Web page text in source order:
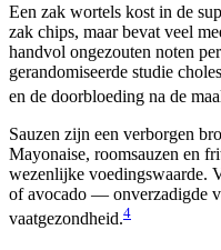
Een zak wortels kost in de
zak chips, maar bevat veel
handvol ongezouten noten
gerandomiseerde studie
en de doorbloeding na de
Sauzen zijn een verborgen
Mayonaise, roomsauzen en
wezenlijke voedingswaarde.
of avocado — onverzadigde
vaatgezondheid.4